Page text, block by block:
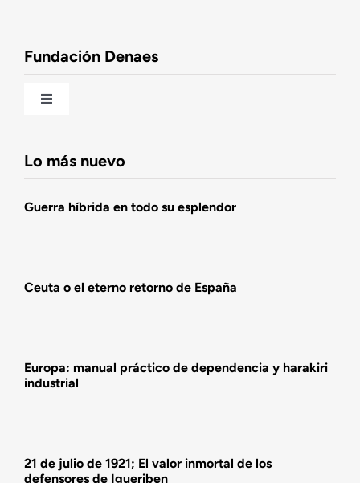
Fundación Denaes
Toggle
Lo más nuevo
Guerra híbrida en todo su esplendor
Ceuta o el eterno retorno de España
Europa: manual práctico de dependencia y harakiri
industrial
21 de julio de 1921; El valor inmortal de los
defensores de Igueriben